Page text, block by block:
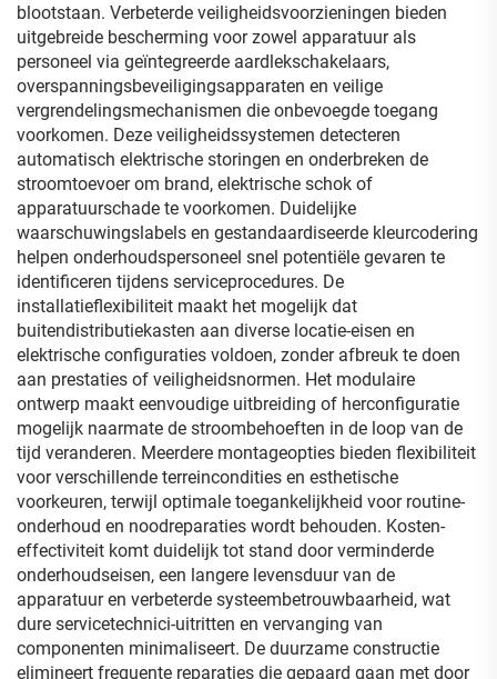
blootstaan. Verbeterde veiligheidsvoorzieningen bieden
uitgebreide bescherming voor zowel apparatuur als
personeel via geïntegreerde aardlekschakelaars,
overspanningsbeveiligingsapparaten en veilige
vergrendelingsmechanismen die onbevoegde toegang
voorkomen. Deze veiligheidssystemen detecteren
automatisch elektrische storingen en onderbreken de
stroomtoevoer om brand, elektrische schok of
apparatuurschade te voorkomen. Duidelijke
waarschuwingslabels en gestandaardiseerde kleurcodering
helpen onderhoudspersoneel snel potentiële gevaren te
identificeren tijdens serviceprocedures. De
installatieflexibiliteit maakt het mogelijk dat
buitendistributiekasten aan diverse locatie-eisen en
elektrische configuraties voldoen, zonder afbreuk te doen
aan prestaties of veiligheidsnormen. Het modulaire
ontwerp maakt eenvoudige uitbreiding of herconfiguratie
mogelijk naarmate de stroombehoeften in de loop van de
tijd veranderen. Meerdere montageopties bieden flexibiliteit
voor verschillende terreincondities en esthetische
voorkeuren, terwijl optimale toegankelijkheid voor routine-
onderhoud en noodreparaties wordt behouden. Kosten-
effectiviteit komt duidelijk tot stand door verminderde
onderhoudseisen, een langere levensduur van de
apparatuur en verbeterde systeembetrouwbaarheid, wat
dure servicetechnici-uitritten en vervanging van
componenten minimaliseert. De duurzame constructie
elimineert frequente reparaties die gepaard gaan met door